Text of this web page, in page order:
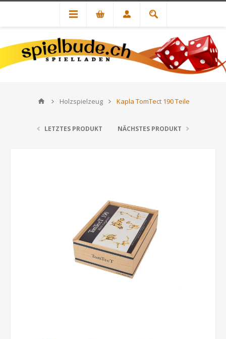
Holzspielzeug Kapla TomTect 190 Teile
LETZTES PRODUKT NÄCHSTES PRODUKT